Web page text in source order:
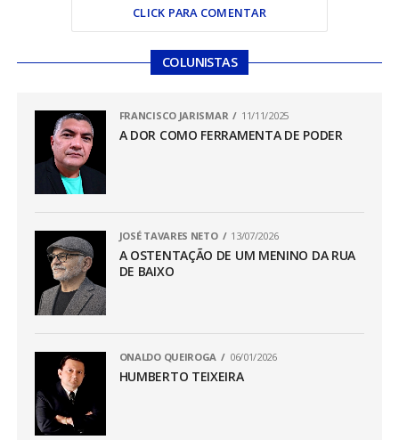
CLICK PARA COMENTAR
COLUNISTAS
FRANCISCO JARISMAR 11/11/2025
A DOR COMO FERRAMENTA DE PODER
JOSÉ TAVARES NETO 13/07/2026
A OSTENTAÇÃO DE UM MENINO DA RUA
DE BAIXO
ONALDO QUEIROGA 06/01/2026
HUMBERTO TEIXEIRA